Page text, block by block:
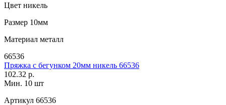
Цвет никель
Размер 10мм
Материал металл
66536
Пряжка с бегунком 20мм никель 66536
102.32 р.
Мин. 10 шт
Артикул 66536